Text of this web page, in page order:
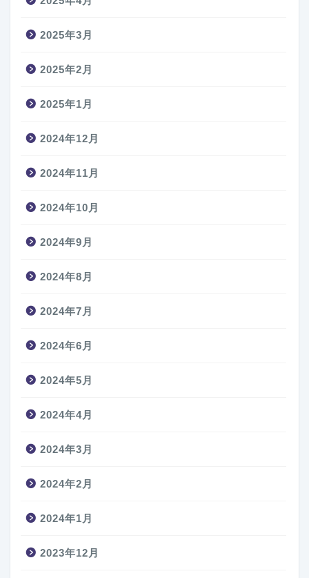
2025年3月
2025年2月
2025年1月
2024年12月
2024年11月
2024年10月
2024年9月
2024年8月
2024年7月
2024年6月
2024年5月
2024年4月
2024年3月
2024年2月
2024年1月
2023年12月